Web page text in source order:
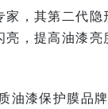
家，其第二代
，提高油漆亮
漆保护膜品